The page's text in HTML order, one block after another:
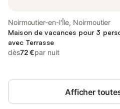
Noirmoutier-en-l'Île, Noirmoutier
Maison de vacances pour 3
avec Terrasse
dès72 €par nuit
Afficher